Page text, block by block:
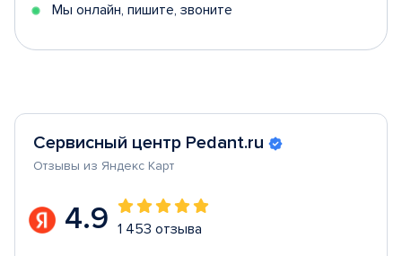
Мы онлайн, пишите, звоните
Сервисный центр Pedant.ru
Отзывы из Яндекс Карт
4.9 1 453 отзыва